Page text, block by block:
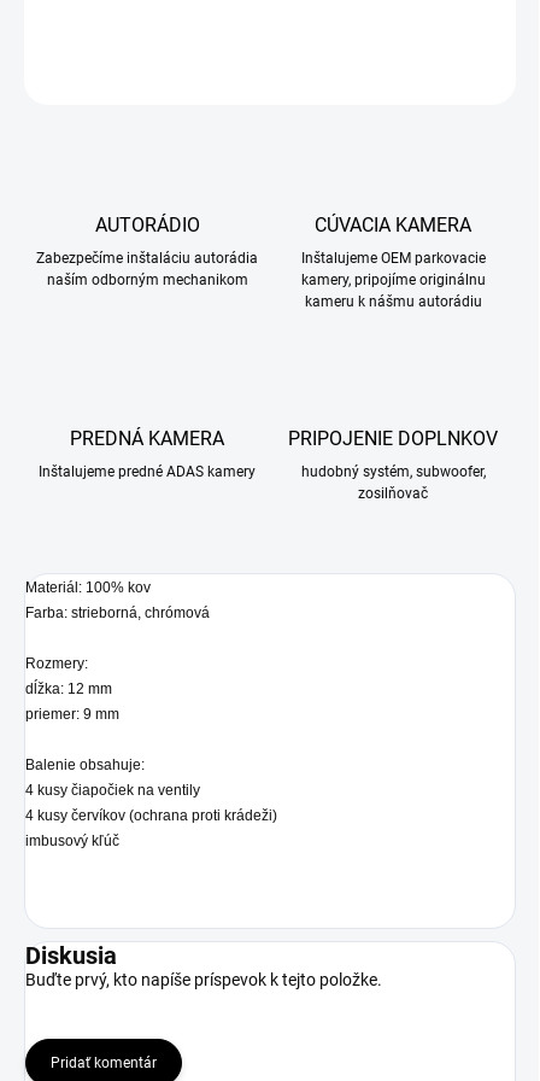
AUTORÁDIO
Zabezpečíme inštaláciu autorádia
naším odborným mechanikom
CÚVACIA KAMERA
Inštalujeme OEM parkovacie
kamery, pripojíme originálnu
kameru k nášmu autorádiu
PREDNÁ KAMERA
Inštalujeme predné ADAS kamery
PRIPOJENIE DOPLNKOV
hudobný systém, subwoofer,
zosilňovač
Materiál: 100% kov
Farba: strieborná, chrómová
Rozmery:
dĺžka: 12 mm
priemer: 9 mm
Balenie obsahuje:
4 kusy čiapočiek na ventily
4 kusy červíkov (ochrana proti krádeži)
imbusový kľúč
Diskusia
Buďte prvý, kto napíše príspevok k tejto položke.
Pridať komentár